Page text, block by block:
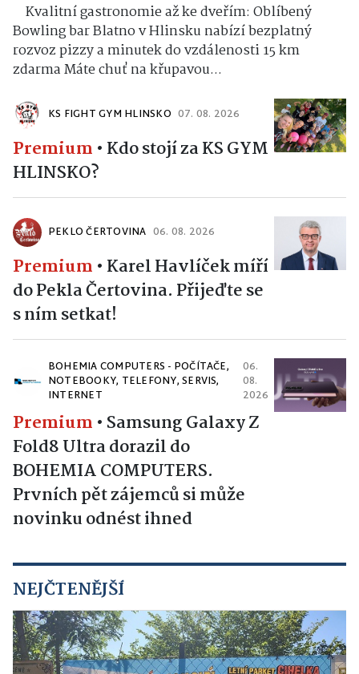
Kvalitní gastronomie až ke dveřím: Oblíbený
Bowling bar Blatno v Hlinsku nabízí bezplatný
rozvoz pizzy a minutek do vzdálenosti 15 km
zdarma Máte chuť na křupavou...
KS FIGHT GYM HLINSKO 07. 08. 2026
Premium • Kdo stojí za KS GYM
HLINSKO?
PEKLO ČERTOVINA 06. 08. 2026
Premium • Karel Havlíček míří
do Pekla Čertovina. Přijeďte se
s ním setkat!
BOHEMIA COMPUTERS - POČÍTAČE,
NOTEBOOKY, TELEFONY, SERVIS,
INTERNET
06.
08.
2026
Premium • Samsung Galaxy Z
Fold8 Ultra dorazil do
BOHEMIA COMPUTERS.
Prvních pět zájemců si může
novinku odnést ihned
NEJČTENĚJŠÍ